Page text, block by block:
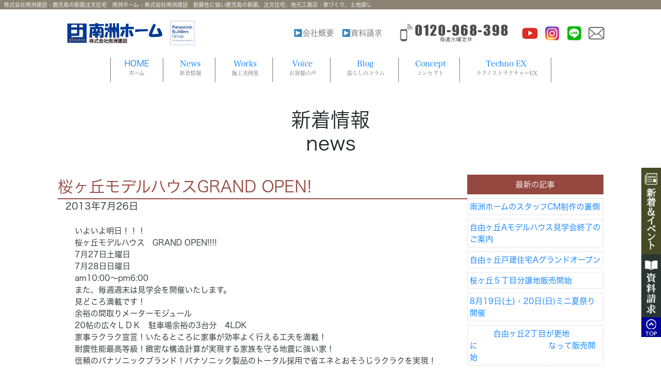
株式会社南洲建設・鹿児島の新築注文住宅 南洲ホーム - 株式会社南洲建設 耐震性に強い鹿児島の新築、注文住宅、地元工務店・家づくり、土地探し
会社概要 資料請求
HOME
ホーム
News
新着情報
Works
施工実例集
Voice
お客様の声
Blog
暮らしのコラム
Concept
コンセプト
Techno EX
テクノストラクチャーEX
新着情報
news
桜ヶ丘モデルハウスGRAND OPEN!
2013年7月26日
いよいよ明日！！！
桜ヶ丘モデルハウス GRAND OPEN!!!!
7月27日土曜日
7月28日日曜日
am10:00～pm6:00
また、毎週週末は見学会を開催いたします。
見どころ満載です！
余裕の間取りメーターモジュール
20帖の広々ＬＤＫ 駐車場余裕の3台分 4LDK
家事ラクラク宣言！いたるところに家事が効率よく行える工夫を満載！
耐震性能最高等級！緻密な構造計算が実現する家族を守る地震に強い家！
信頼のパナソニックブランド！パナソニック製品のトータル採用で省エネとおそうじラクラクを実現！
最新の記事
南洲ホームのスタッフCM制作の裏側
自由ヶ丘Aモデルハウス見学会終了の
ご案内
自由ヶ丘戸建住宅Aグランドオープン
桜ヶ丘５丁目分譲地販売開始
8月19日(土)・20日(日)ミニ夏祭り
開催
自由ヶ丘2丁目が更地
に なって販売開
始